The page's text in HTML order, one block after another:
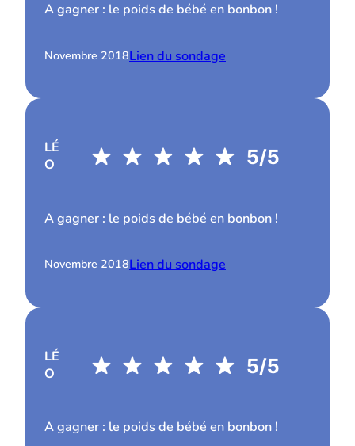
A gagner : le poids de bébé en bonbon !
Novembre 2018Lien du sondage
LÉ
O
A gagner : le poids de bébé en bonbon !
Novembre 2018Lien du sondage
LÉ
O
A gagner : le poids de bébé en bonbon !